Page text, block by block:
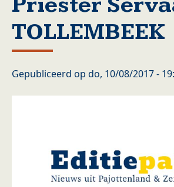
TOLLEMBEEK
Gepubliceerd op do, 10/08/2017 -